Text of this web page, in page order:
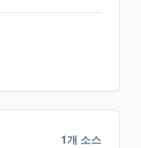
1개 소스